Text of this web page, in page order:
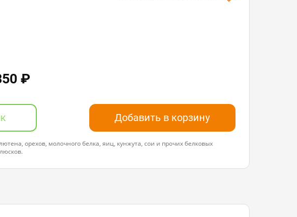
₽
Добавить в корзину
орехов, молочного белка, яиц, кунжута, сои и прочих белковых